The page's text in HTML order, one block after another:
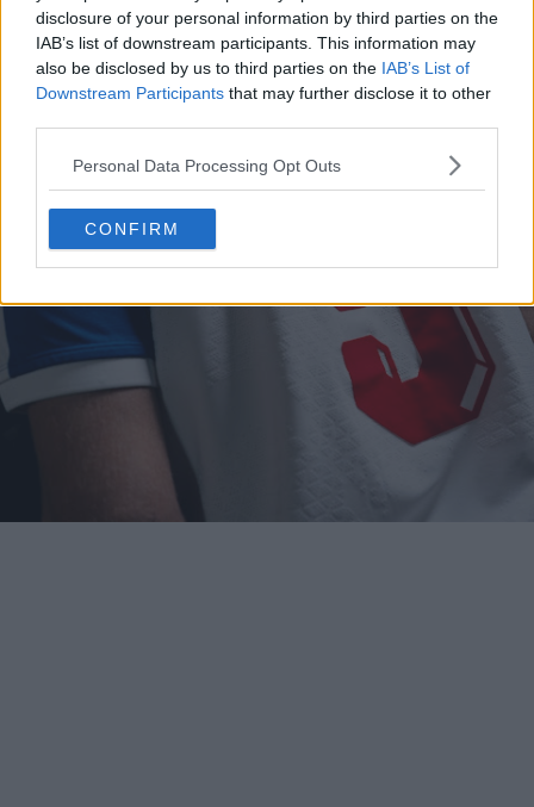
disclosure of your personal information by third parties on the
IAB’s list of downstream participants. This information may
also be disclosed by us to third parties on the IAB’s List of
Downstream Participants that may further disclose it to other
Personal Data Processing Opt Outs
CONFIRM